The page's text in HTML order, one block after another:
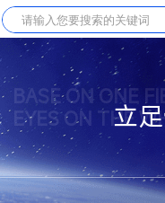
BASE ON ONE
EYES ON THE立足